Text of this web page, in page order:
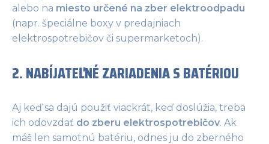
alebo na miesto určené na zber elektroodpadu
(napr. špeciálne boxy v predajniach
elektrospotrebičov či supermarketoch).
2. NABÍJATEĽNÉ ZARIADENIA S BATÉRIOU
Aj keď sa dajú použiť viackrát, keď doslúžia, treba
ich odovzdať do zberu elektrospotrebičov. Ak
máš len samotnú batériu, odnes ju do zberného